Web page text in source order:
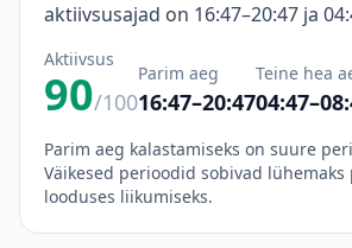
aktiivsusajad on 16:47–20:47 ja
Aktiivsus
90/100
Parim aeg
16:47–20:47
Teine hea
Parim aeg kalastamiseks on suure
Väikesed perioodid sobivad lühemaks
looduses liikumiseks.